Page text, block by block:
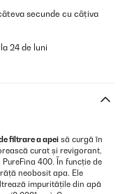
secunde cu câțiva
24 de luni
filtrare a apei să curgă în
curat și revigorant,
PureFina 400. În funcție de
neobosit apa. Ele
impuritățile din apă